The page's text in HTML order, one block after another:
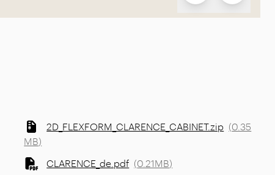
2D_FLEXFORM_CLARENCE_CABINET.zip (0.35
MB)
CLARENCE_de.pdf (0.21MB)